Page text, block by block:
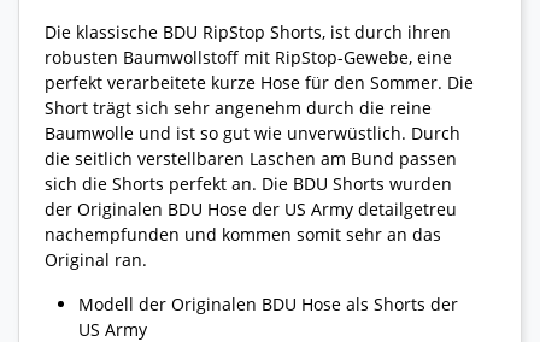
Die klassische BDU RipStop Shorts, ist durch ihren
robusten Baumwollstoff mit RipStop-Gewebe, eine
perfekt verarbeitete kurze Hose für den Sommer. Die
Short trägt sich sehr angenehm durch die reine
Baumwolle und ist so gut wie unverwüstlich. Durch
die seitlich verstellbaren Laschen am Bund passen
sich die Shorts perfekt an. Die BDU Shorts wurden
der Originalen BDU Hose der US Army detailgetreu
nachempfunden und kommen somit sehr an das
Original ran.
Modell der Originalen BDU Hose als Shorts der
US Army